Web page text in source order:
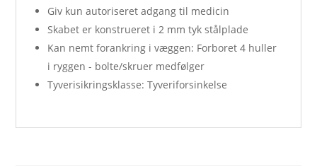
Giv kun autoriseret adgang til medicin
Skabet er konstrueret i 2 mm tyk stålplade
Kan nemt forankring i væggen: Forboret 4 huller
i ryggen - bolte/skruer medfølger
Tyverisikringsklasse: Tyveriforsinkelse